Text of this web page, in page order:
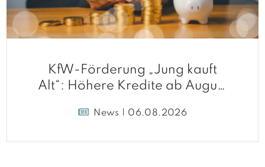
KfW-Förderung „Jung kauft
Alt“: Höhere Kredite ab August
News | 06.08.2026